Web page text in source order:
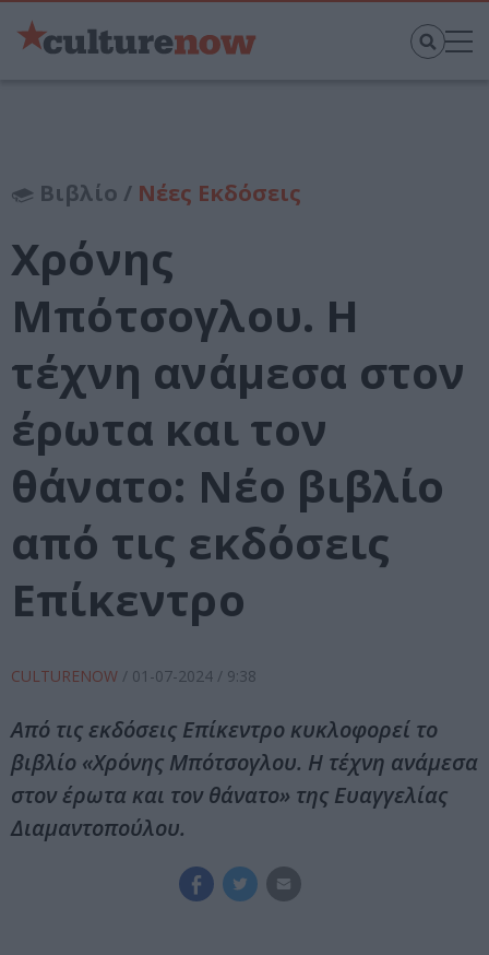
Βιβλίο / Νέες Εκδόσεις
Χρόνης
Μπότσογλου. Η
τέχνη ανάμεσα στον
έρωτα και τον
θάνατο: Νέο βιβλίο
από τις εκδόσεις
Επίκεντρο
CULTURENOW / 01-07-2024 / 9:38
Από τις εκδόσεις Επίκεντρο κυκλοφορεί το
βιβλίο «Χρόνης Μπότσογλου. Η τέχνη ανάμεσα
στον έρωτα και τον θάνατο» της Ευαγ­γε­λίας
Δι­α­μα­ντο­πού­λου.